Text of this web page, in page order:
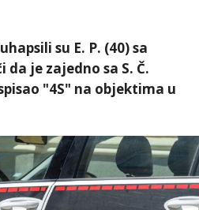
su E. P. (40) sa
je zajedno sa S. Č.
"4S" na objektima u